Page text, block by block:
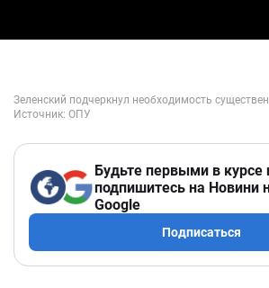
Будьте первыми в курсе
подпишитесь на Новини
Google
Подписаться